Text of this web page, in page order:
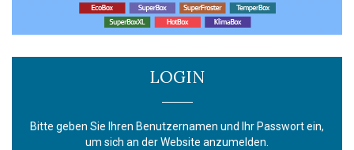
LOGIN
Bitte geben Sie Ihren Benutzernamen und Ihr Passwort ein,
um sich an der Website anzumelden.